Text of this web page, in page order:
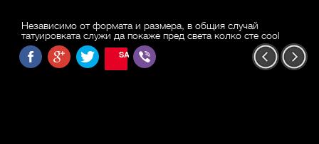
Независимо от формата и размера, в общия случай
татуировката служи да покаже пред света колко сте cool
SAVE